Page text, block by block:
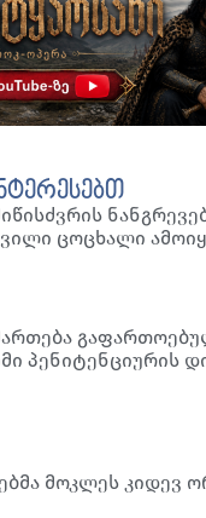
ცოცხალი
პენიტენციურის
მოკლეს კიდევ